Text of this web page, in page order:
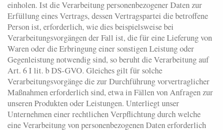
einholen. Ist die Verarbeitung personenbezogener Daten zur
Erfüllung eines Vertrags, dessen Vertragspartei die betroffene
Person ist, erforderlich, wie dies beispielsweise bei
Verarbeitungsvorgängen der Fall ist, die für eine Lieferung von
Waren oder die Erbringung einer sonstigen Leistung oder
Gegenleistung notwendig sind, so beruht die Verarbeitung auf
Art. 6 I lit. b DS-GVO. Gleiches gilt für solche
Verarbeitungsvorgänge die zur Durchführung vorvertraglicher
Maßnahmen erforderlich sind, etwa in Fällen von Anfragen zur
unseren Produkten oder Leistungen. Unterliegt unser
Unternehmen einer rechtlichen Verpflichtung durch welche
eine Verarbeitung von personenbezogenen Daten erforderlich